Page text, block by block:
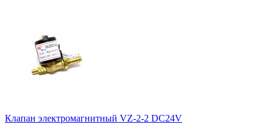
Клапан электромагнитный VZ-2-2 DC24V